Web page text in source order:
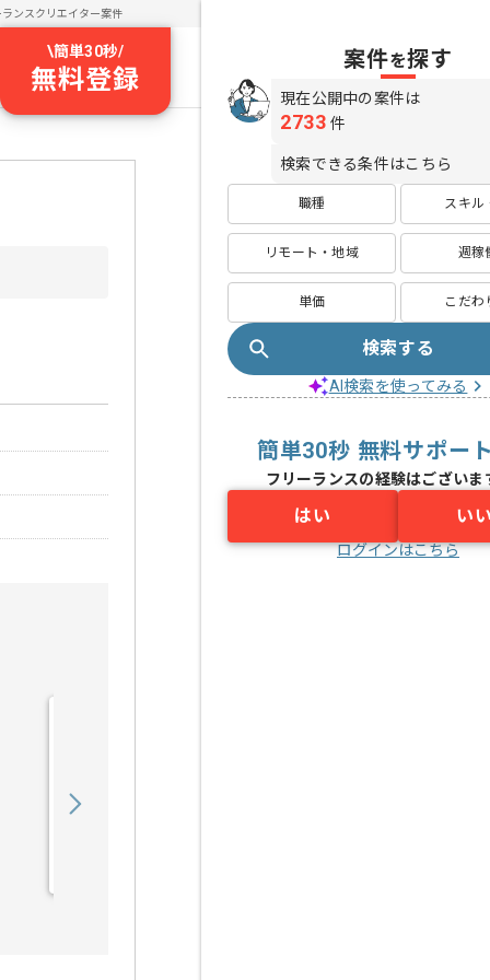
ランスクリエイター案件
\簡単30秒/
無料登録
案件を探す
現在公開中の案件は
2733 件
検索できる条件はこちら
職種 スキル
リモート・地域 週稼
単価 こだわ
検索する
AI検索を使ってみる
簡単30秒 無料サポー
フリーランスの経験はございま
はい い
ログインはこちら